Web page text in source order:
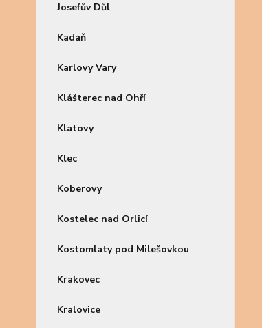
Josefův Důl
Kadaň
Karlovy Vary
Klášterec nad Ohří
Klatovy
Klec
Koberovy
Kostelec nad Orlicí
Kostomlaty pod Milešovkou
Krakovec
Kralovice